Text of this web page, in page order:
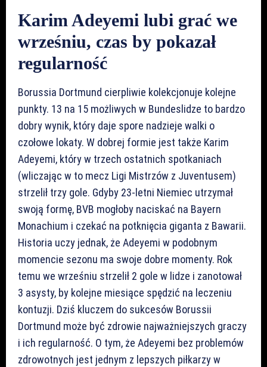
Karim Adeyemi lubi grać we
wrześniu, czas by pokazał
regularność
Borussia Dortmund cierpliwie kolekcjonuje kolejne
punkty. 13 na 15 możliwych w Bundeslidze to bardzo
dobry wynik, który daje spore nadzieje walki o
czołowe lokaty. W dobrej formie jest także Karim
Adeyemi, który w trzech ostatnich spotkaniach
(wliczając w to mecz Ligi Mistrzów z Juventusem)
strzelił trzy gole. Gdyby 23-letni Niemiec utrzymał
swoją formę, BVB mogłoby naciskać na Bayern
Monachium i czekać na potknięcia giganta z Bawarii.
Historia uczy jednak, że Adeyemi w podobnym
momencie sezonu ma swoje dobre momenty. Rok
temu we wrześniu strzelił 2 gole w lidze i zanotował
3 asysty, by kolejne miesiące spędzić na leczeniu
kontuzji. Dziś kluczem do sukcesów Borussii
Dortmund może być zdrowie najważniejszych graczy
i ich regularność. O tym, że Adeyemi bez problemów
zdrowotnych jest jednym z lepszych piłkarzy w